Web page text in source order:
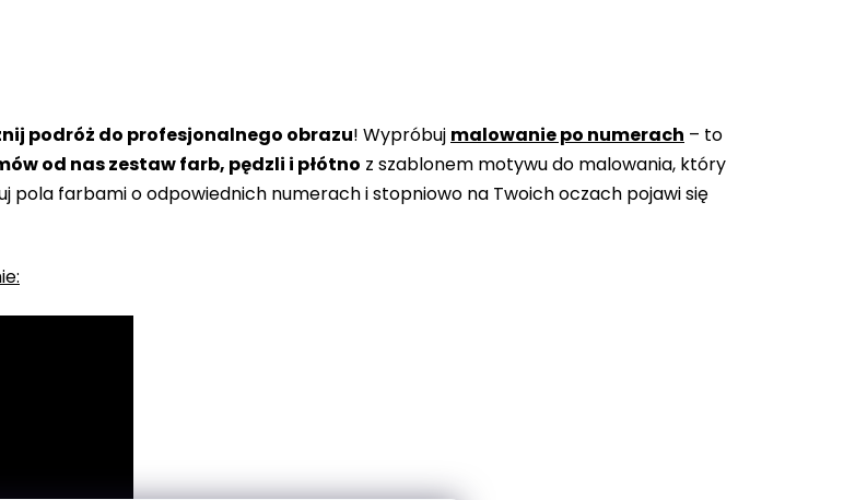
podróż do profesjonalnego obrazu! Wypróbuj malowanie po numerach – to
od nas zestaw farb, pędzli i płótno z szablonem motywu do malowania, który
pola farbami o odpowiednich numerach i stopniowo na Twoich oczach pojawi się